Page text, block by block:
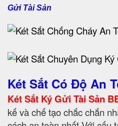
Gửi Tài Sản
Két Sắt Có Độ An
Két Sắt Ký Gửi Tài Sản
kế và chế tạo chắc chắn